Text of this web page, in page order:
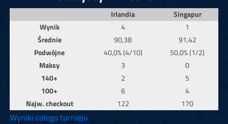
Irlandia
Singapur
Wynik
4
1
Średnie
90,38
91,42
Podwójne
40,0% (4/10)
50,0% (1/2)
Maksy
3
0
140+
2
5
100+
6
4
Najw. checkout
122 170
Wyniki całego turnieju